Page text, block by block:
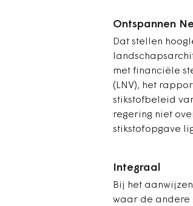
Ontspannen
Dat stellen
met financiële
(LNV), het
stikstofbeleid
regering niet
stikstofopgave
Integraal
Bij het
waar de andere